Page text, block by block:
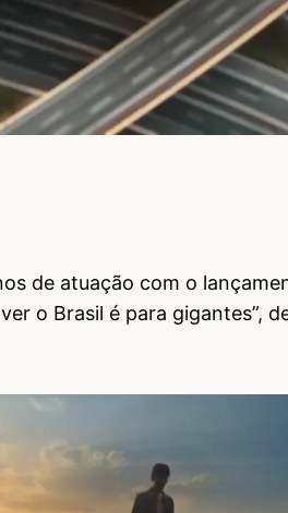
de atuação com o
o Brasil é para gigantes”,